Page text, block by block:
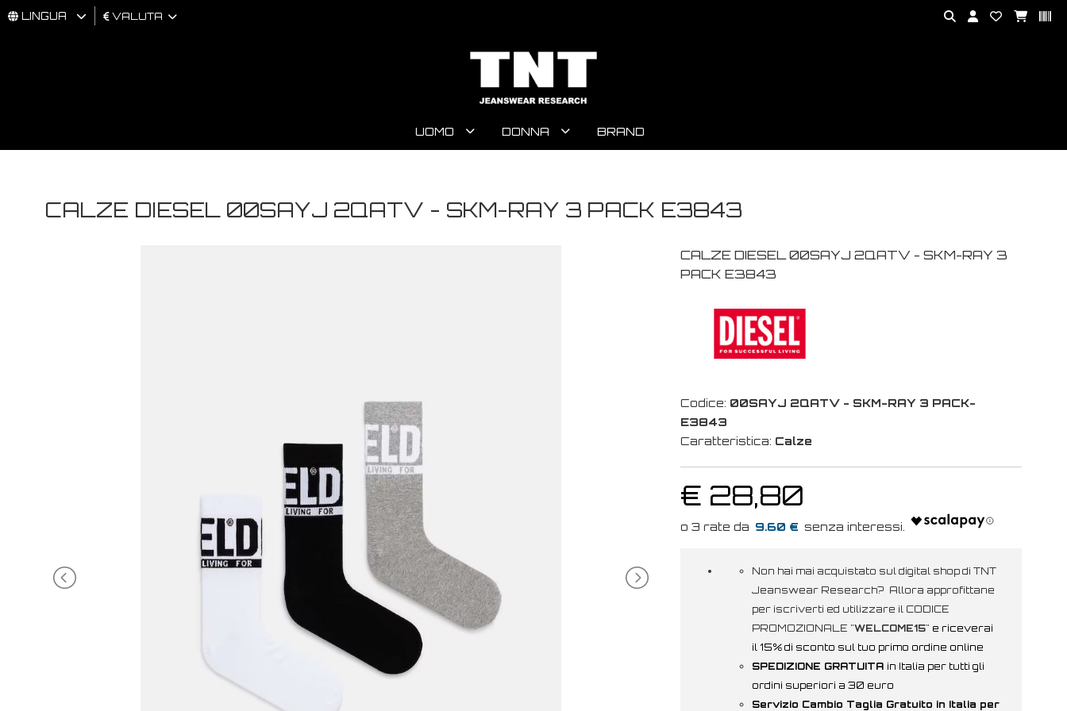
LINGUA VALUTA
UOMO DONNA BRAND
CALZE DIESEL 00SAYJ 2QATV - SKM-RAY 3 PACK E3843
CALZE DIESEL 00SAYJ 2QATV - SKM-RAY 3
PACK E3843
Codice: 00SAYJ 2QATV - SKM-RAY 3 PACK-
E3843
Caratteristica: Calze
€ 28,80
9.60 €
Non hai mai acquistato sul digital shop di TNT
Jeanswear Research? Allora approfittane
per iscriverti ed utilizzare il CODICE
PROMOZIONALE "WELCOME15" e riceverai
il 15% di sconto sul tuo primo ordine online
SPEDIZIONE GRATUITA in Italia per tutti gli
ordini superiori a 30 euro
Servizio Cambio Taglia Gratuito in Italia per